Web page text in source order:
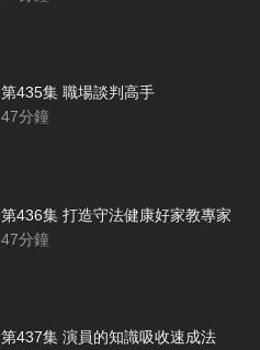
第435集 職場談判高手
47分鐘
第436集 打造守法健康好家教專家
47分鐘
第437集 演員的知識吸收速成法